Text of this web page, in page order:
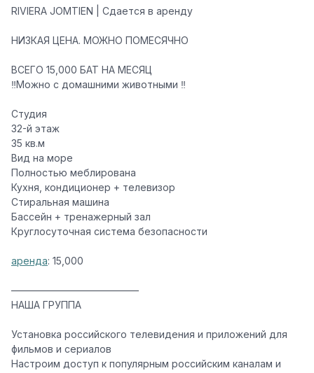
RIVIERA JOMTIEN | Сдается в аренду
НИЗКАЯ ЦЕНА. МОЖНО ПОМЕСЯЧНО
ВСЕГО 15,000 БАТ НА МЕСЯЦ
‼️Можно с домашними животными ‼️
Студия
32-й этаж
35 кв.м
Вид на море
Полностью меблирована
Кухня, кондиционер + телевизор
Стиральная машина
Бассейн + тренажерный зал
Круглосуточная система безопасности
аренда: 15,000
—————————————
НАША ГРУППА
Установка российского телевидения и приложений для
фильмов и сериалов
Настроим доступ к популярным российским каналам и